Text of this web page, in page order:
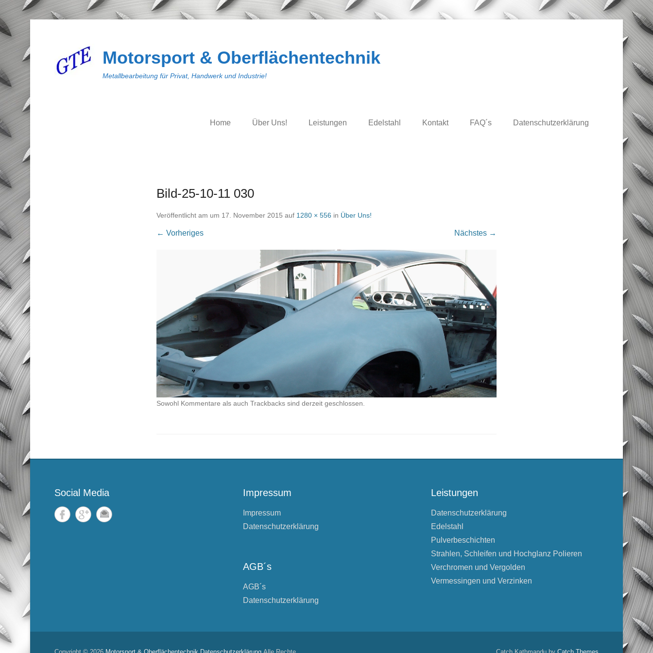
Motorsport & Oberflächentechnik
Metallbearbeitung für Privat, Handwerk und Industrie!
Home Über Uns! Leistungen Edelstahl Kontakt FAQ´s Datenschutzerklärung
Bild-25-10-11 030
Veröffentlicht am um 17. November 2015 auf 1280 × 556 in Über Uns!
← Vorheriges Nächstes →
Sowohl Kommentare als auch Trackbacks sind derzeit geschlossen.
Social Media Impressum
Impressum
Datenschutzerklärung
AGB´s
AGB´s
Datenschutzerklärung
Leistungen
Datenschutzerklärung
Edelstahl
Pulverbeschichten
Strahlen, Schleifen und Hochglanz Polieren
Verchromen und Vergolden
Vermessingen und Verzinken